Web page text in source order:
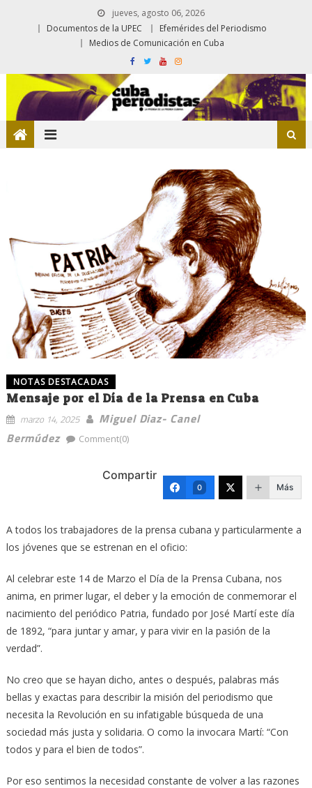
jueves, agosto 06, 2026
Documentos de la UPEC
Efemérides del Periodismo
Medios de Comunicación en Cuba
NOTAS DESTACADAS
Mensaje por el Día de la Prensa en Cuba
marzo 14, 2025
Miguel Diaz- Canel
Bermúdez
Comment(0)
Compartir
0 Más
A todos los trabajadores de la prensa cubana y particularmente a
los jóvenes que se estrenan en el oficio:
Al celebrar este 14 de Marzo el Día de la Prensa Cubana, nos
anima, en primer lugar, el deber y la emoción de conmemorar el
nacimiento del periódico Patria, fundado por José Martí este día
de 1892, “para juntar y amar, y para vivir en la pasión de la
verdad”.
No creo que se hayan dicho, antes o después, palabras más
bellas y exactas para describir la misión del periodismo que
necesita la Revolución en su infatigable búsqueda de una
sociedad más justa y solidaria. O como la invocara Martí: “Con
todos y para el bien de todos”.
Por eso sentimos la necesidad constante de volver a las razones